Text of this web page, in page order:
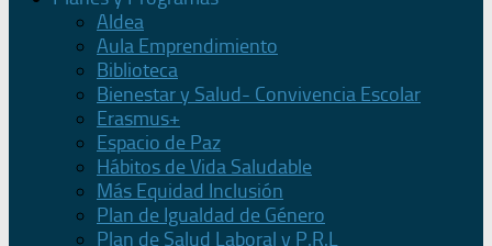
Aldea
Aula Emprendimiento
Biblioteca
Bienestar y Salud- Convivencia Escolar
Erasmus+
Espacio de Paz
Hábitos de Vida Saludable
Más Equidad Inclusión
Plan de Igualdad de Género
Plan de Salud Laboral y P.R.L